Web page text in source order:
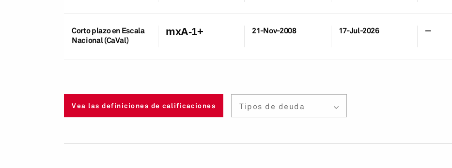
Corto plazo en Escala
Nacional (CaVal)
mxA-1+ 21-Nov-2008 17-Jul-2026 --
Vea las definiciones de calificaciones Tipos de deuda